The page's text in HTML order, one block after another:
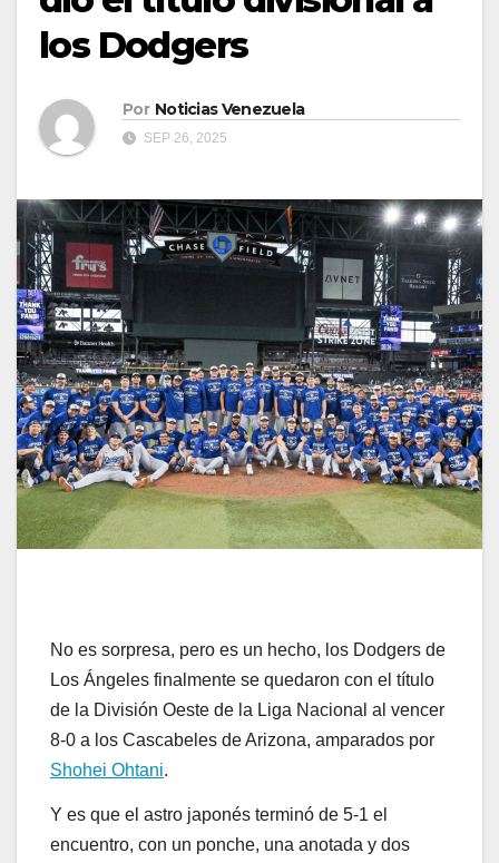
los Dodgers
Por Noticias Venezuela
SEP 26, 2025
No es sorpresa, pero es un hecho, los Dodgers de
Los Ángeles finalmente se quedaron con el título
de la División Oeste de la Liga Nacional al vencer
8-0 a los Cascabeles de Arizona, amparados por
Shohei Ohtani.
Y es que el astro japonés terminó de 5-1 el
encuentro, con un ponche, una anotada y dos